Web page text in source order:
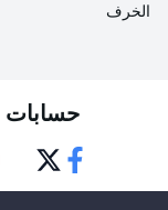
الخرف
حسابات